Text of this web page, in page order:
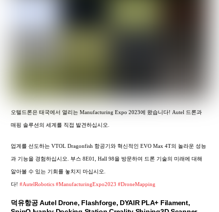
오텔드론은 태국에서 열리는 Manufacturing Expo 2023에 왔습니다! Autel 드론과
매핑 솔루션의 세계를 직접 발견하십시오.
업계를 선도하는 VTOL Dragonfish 항공기와 혁신적인 EVO Max 4T의 놀라운 성능
과 기능을 경험하십시오. 부스 8E01, Hall 98을 방문하여 드론 기술의 미래에 대해
알아볼 수 있는 기회를 놓치지 마십시오.
다!#AutelRobotics #ManufacturingExpo2023 #DroneMapping
덕유항공 Autel Drone, Flashforge, DYAIR PLA+ Filament,